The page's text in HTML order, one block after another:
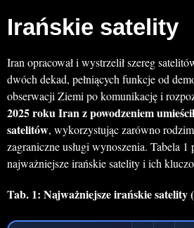
Irańskie satelity
Iran opracował i wystrzelił szereg
dwóch dekad, pełniących funkcje od
obserwacji Ziemi po komunikację i
2025 roku Iran z powodzeniem
satelitów, wykorzystując zarówno
zagraniczne usługi wynoszenia. Tabela
najważniejsze irańskie satelity i ich
Tab. 1: Najważniejsze irańskie satelity